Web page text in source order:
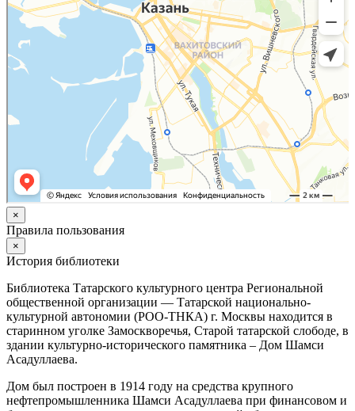
×
Правила пользования
×
История библиотеки
Библиотека Татарского культурного центра Региональной
общественной организации — Татарской национально-
культурной автономии (РОО-ТНКА) г. Москвы находится в
старинном уголке Замоскворечья, Старой татарской слободе, в
здании культурно-исторического памятника – Дом Шамси
Асадуллаева.
Дом был построен в 1914 году на средства крупного
нефтепромышленника Шамси Асадуллаева при финансовом и